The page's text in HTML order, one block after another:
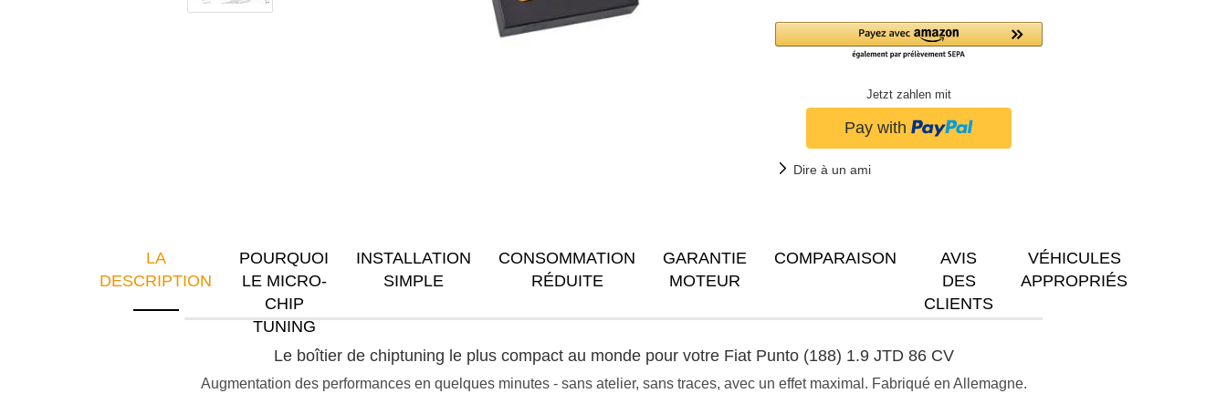
Jetzt zahlen mit
Dire à un ami
LA
DESCRIPTION
POURQUOI
LE MICRO-
CHIP
TUNING
INSTALLATION
SIMPLE
CONSOMMATION
RÉDUITE
GARANTIE
MOTEUR
COMPARAISON
AVIS
DES
CLIENTS
VÉHICULES
APPROPRIÉS
Le boîtier de chiptuning le plus compact au monde pour votre Fiat Punto (188) 1.9 JTD 86 CV
Augmentation des performances en quelques minutes - sans atelier, sans traces, avec un effet maximal. Fabriqué en Allemagne.